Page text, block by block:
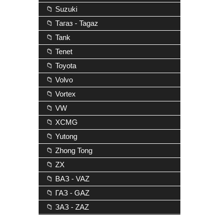
📁 Suzuki
📁 Тагаз - Tagaz
📁 Tank
📁 Tenet
📁 Toyota
📁 Volvo
📁 Vortex
📁 VW
📁 XCMG
📁 Yutong
📁 Zhong Tong
📁 ZX
📁 ВАЗ - VAZ
📁 ГАЗ - GAZ
📁 ЗАЗ - ZAZ